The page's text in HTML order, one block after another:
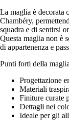
La maglia è decorata
Chambéry,
squadra e di sentirsi
Questa maglia non è
di appartenenza e
Punti forti della
Progettazione
Materiali
Finiture curate
Dettagli nei
Ideale per gli